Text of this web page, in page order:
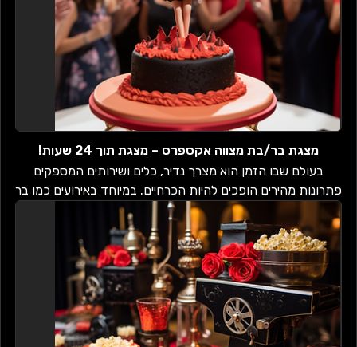
מצגת בר/בת מצווה אקספרס – מצגת תוך 24 שעות!
בעולם שבו הזמן הוא מצרך נדיר, כלים ושירותים המספקים
פתרונות מהירים הופכים להיות הכרחיים. במיוחד באירועים כמו בר
או בת מצווה, שבהם יש כל כך ה